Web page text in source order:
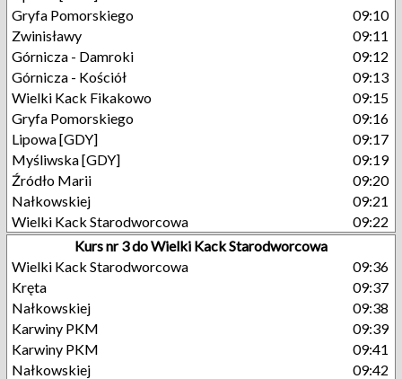
Gryfa Pomorskiego
09:10
Zwinisławy
09:11
Górnicza - Damroki
09:12
Górnicza - Kościół
09:13
Wielki Kack Fikakowo
09:15
Gryfa Pomorskiego
09:16
Lipowa [GDY]
09:17
Myśliwska [GDY]
09:19
Źródło Marii
09:20
Nałkowskiej
09:21
Wielki Kack Starodworcowa
09:22
Kurs nr 3 do Wielki Kack Starodworcowa
Wielki Kack Starodworcowa
09:36
Kręta
09:37
Nałkowskiej
09:38
Karwiny PKM
09:39
Karwiny PKM
09:41
Nałkowskiej
09:42